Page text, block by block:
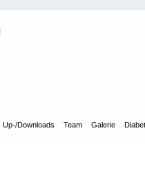
Up-/Downloads Team Galerie